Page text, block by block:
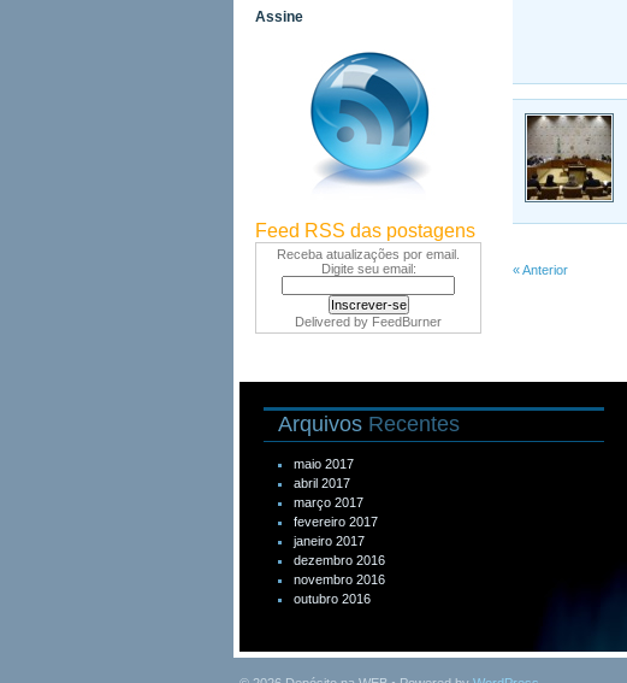
Assine
Feed RSS das postagens
Receba atualizações por email.
Digite seu email:
Delivered by FeedBurner
« Anterior
Arquivos Recentes
maio 2017
abril 2017
março 2017
fevereiro 2017
janeiro 2017
dezembro 2016
novembro 2016
outubro 2016